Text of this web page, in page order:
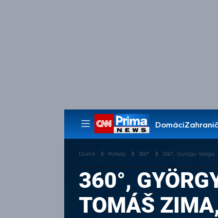
Domácí
Pořady
Domů Pořady 360° 360°, György
360°,
TOMÁŠ